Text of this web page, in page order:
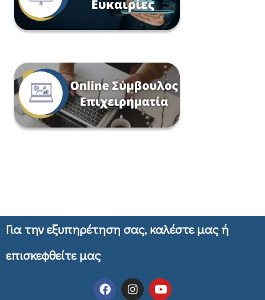
Για την εξυπηρέτηση σας, καλέστε μας ή
επισκεφθείτε μας